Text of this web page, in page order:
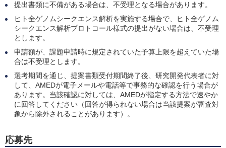
提出書類に不備がある場合は、不受理となる場合があります。
ヒト全ゲノムシークエンス解析を実施する場合で、ヒト全ゲノム
シークエンス解析プロトコール様式の提出がない場合は、不受理
とします。
申請額が、課題申請時に規定されていた予算上限を超えていた場
合は不受理とします。
選考期間を通じ、提案書類受付期間終了後、研究開発代表者に対
して、AMEDが電子メールや電話等で事務的な確認を行う場合が
あります。当該確認に対しては、AMEDが指定する方法で速やか
に回答してください（回答が得られない場合は当該提案が審査対
象から除外されることがあります）。
応募先